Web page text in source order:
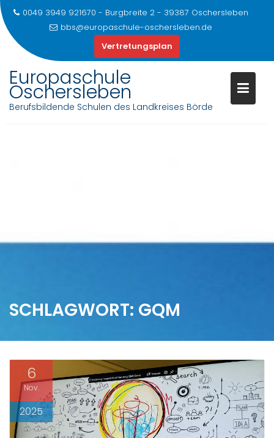
0049 3949 921670 - Burgbreite 2 - 39387 Oschersleben
bbs@europaschule-oschersleben.de
Vertretungsplan
Europaschule
Oschersleben
Berufsbildende Schulen des Landkreises Börde
SCHLAGWORT: GQM
6
Nov.
2025